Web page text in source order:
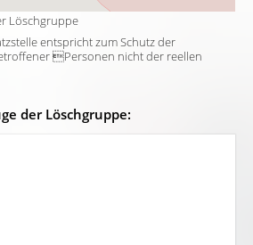
Löschgruppe
entspricht zum Schutz der
Personen nicht der reellen
der Löschgruppe: